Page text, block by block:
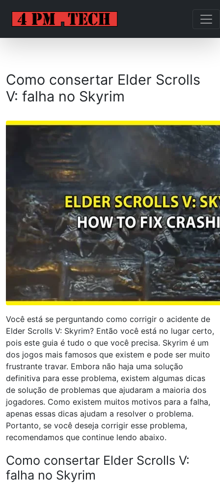
Como consertar Elder Scrolls
V: falha no Skyrim
Você está se perguntando como corrigir o acidente de
Elder Scrolls V: Skyrim? Então você está no lugar certo,
pois este guia é tudo o que você precisa. Skyrim é um
dos jogos mais famosos que existem e pode ser muito
frustrante travar. Embora não haja uma solução
definitiva para esse problema, existem algumas dicas
de solução de problemas que ajudaram a maioria dos
jogadores. Como existem muitos motivos para a falha,
apenas essas dicas ajudam a resolver o problema.
Portanto, se você deseja corrigir esse problema,
recomendamos que continue lendo abaixo.
Como consertar Elder Scrolls V:
falha no Skyrim